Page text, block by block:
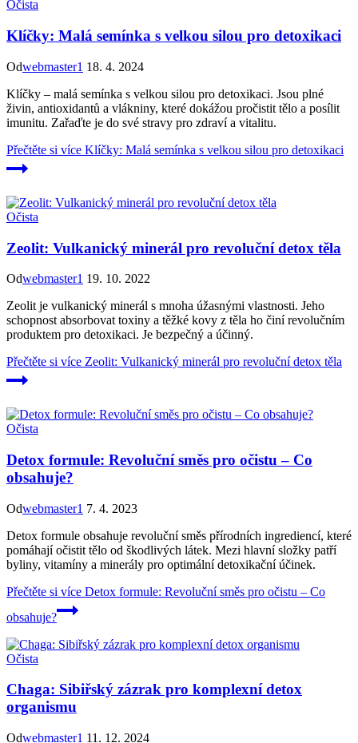
Očista
Klíčky: Malá semínka s velkou silou pro detoxikaci
Odwebmaster1 18. 4. 2024
Klíčky – malá semínka s velkou silou pro detoxikaci. Jsou plné
živin, antioxidantů a vlákniny, které dokážou pročistit tělo a posílit
imunitu. Zařaďte je do své stravy pro zdraví a vitalitu.
Přečtěte si více Klíčky: Malá semínka s velkou silou pro detoxikaci
Očista
Zeolit: Vulkanický minerál pro revoluční detox těla
Odwebmaster1 19. 10. 2022
Zeolit je vulkanický minerál s mnoha úžasnými vlastnosti. Jeho
schopnost absorbovat toxiny a těžké kovy z těla ho činí revolučním
produktem pro detoxikaci. Je bezpečný a účinný.
Přečtěte si více Zeolit: Vulkanický minerál pro revoluční detox těla
Očista
Detox formule: Revoluční směs pro očistu – Co
obsahuje?
Odwebmaster1 7. 4. 2023
Detox formule obsahuje revoluční směs přírodních ingrediencí, které
pomáhají očistit tělo od škodlivých látek. Mezi hlavní složky patří
byliny, vitamíny a minerály pro optimální detoxikační účinek.
Přečtěte si více Detox formule: Revoluční směs pro očistu – Co
obsahuje?
Očista
Chaga: Sibiřský zázrak pro komplexní detox
organismu
Odwebmaster1 11. 12. 2024